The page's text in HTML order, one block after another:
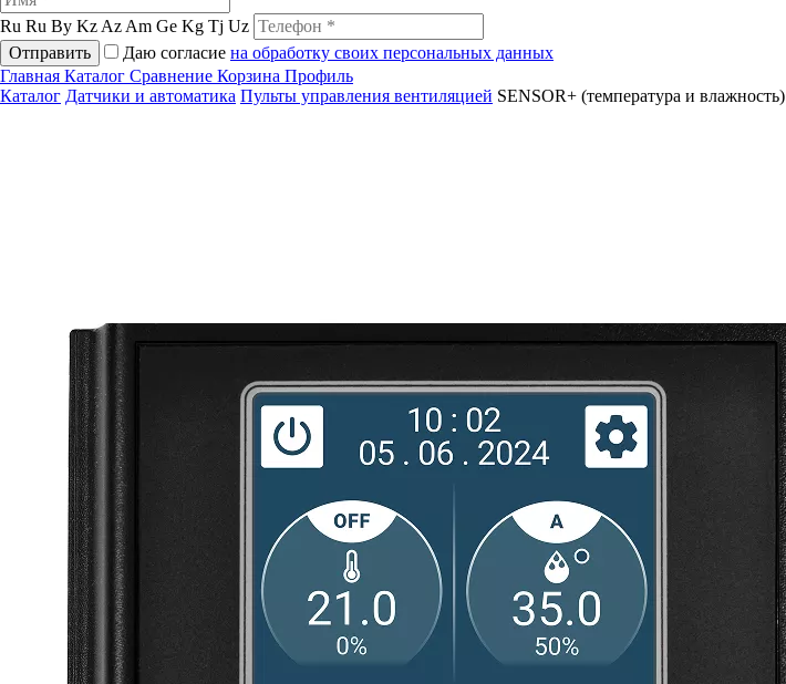
Ru Ru By Kz Az Am Ge Kg Tj Uz
Отправить
Даю согласие на обработку своих персональных данных
Главная Каталог Сравнение Корзина Профиль
Каталог Датчики и автоматика Пульты управления вентиляцией SENSOR+ (температура и влажность)